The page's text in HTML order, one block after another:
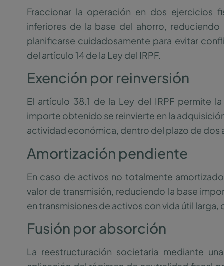
Fraccionar la operación en dos ejercicios
inferiores de la base del ahorro,
planificarse cuidadosamente para evitar
del artículo 14 de la Ley del IRPF.
Exención por reinversión
El artículo 38.1 de la Ley del IRPF permite
importe obtenido se reinvierte en la
actividad económica, dentro del plazo de dos
Amortización pendiente
En caso de activos no totalmente
valor de transmisión, reduciendo la base
en transmisiones de activos con vida útil
Fusión por absorción
La reestructuración societaria mediante